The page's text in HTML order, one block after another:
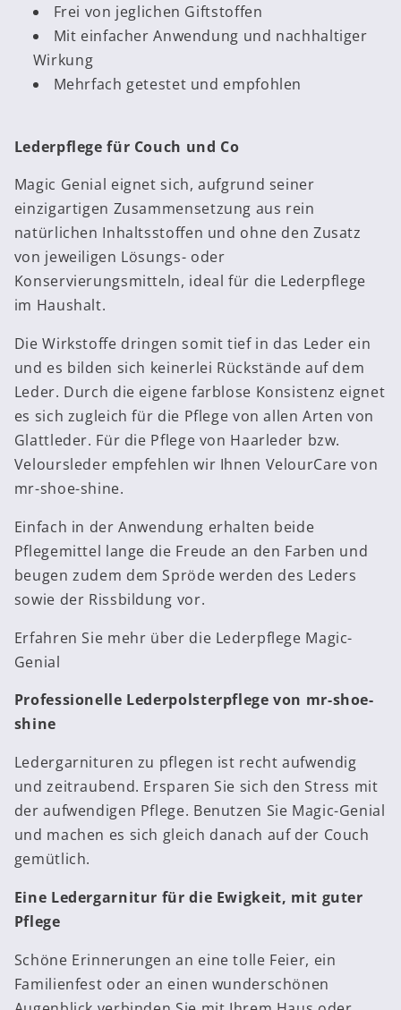
Frei von jeglichen Giftstoffen
Mit einfacher Anwendung und nachhaltiger
Wirkung
Mehrfach getestet und empfohlen
Lederpflege für Couch und Co
Magic Genial eignet sich, aufgrund seiner
einzigartigen Zusammensetzung aus rein
natürlichen Inhaltsstoffen und ohne den Zusatz
von jeweiligen Lösungs- oder
Konservierungsmitteln, ideal für die Lederpflege
im Haushalt.
Die Wirkstoffe dringen somit tief in das Leder ein
und es bilden sich keinerlei Rückstände auf dem
Leder. Durch die eigene farblose Konsistenz eignet
es sich zugleich für die Pflege von allen Arten von
Glattleder. Für die Pflege von Haarleder bzw.
Veloursleder empfehlen wir Ihnen VelourCare von
mr-shoe-shine.
Einfach in der Anwendung erhalten beide
Pflegemittel lange die Freude an den Farben und
beugen zudem dem Spröde werden des Leders
sowie der Rissbildung vor.
Erfahren Sie mehr über die Lederpflege Magic-
Genial
Professionelle Lederpolsterpflege von mr-shoe-
shine
Ledergarnituren zu pflegen ist recht aufwendig
und zeitraubend. Ersparen Sie sich den Stress mit
der aufwendigen Pflege. Benutzen Sie Magic-Genial
und machen es sich gleich danach auf der Couch
gemütlich.
Eine Ledergarnitur für die Ewigkeit, mit guter
Pflege
Schöne Erinnerungen an eine tolle Feier, ein
Familienfest oder an einen wunderschönen